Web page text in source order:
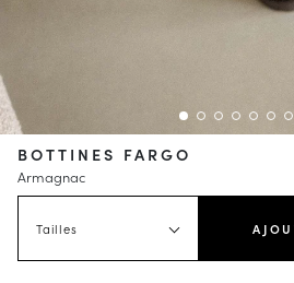
BOTTINES FARGO
Armagnac
Tailles